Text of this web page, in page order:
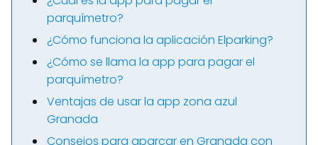
parquímetro?
¿Cómo funciona la aplicación Elparking?
¿Cómo se llama la app para pagar el
parquímetro?
Ventajas de usar la app zona azul
Granada
Consejos para aparcar en Granada con